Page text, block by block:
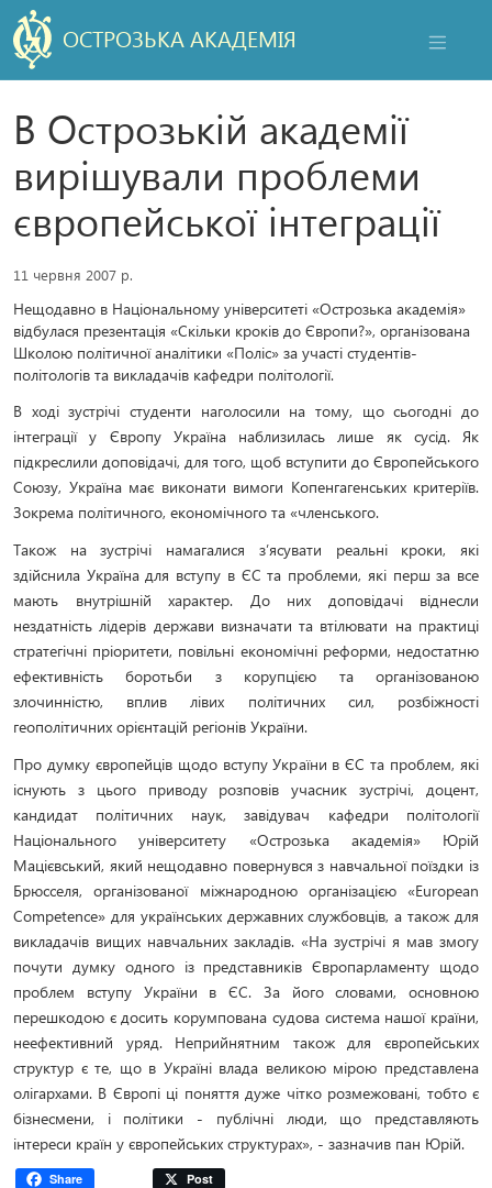
ОСТРОЗЬКА АКАДЕМІЯ
В Острозькій академії
вирішували проблеми
європейської інтеграції
11 червня 2007 р.
Нещодавно в Національному університеті «Острозька академія»
відбулася презентація «Скільки кроків до Європи?», організована
Школою політичної аналітики «Поліс» за участі студентів-
політологів та викладачів кафедри політології.
В ході зустрічі студенти наголосили на тому, що сьогодні до
інтеграції у Європу Україна наблизилась лише як сусід. Як
підкреслили доповідачі, для того, щоб вступити до Європейського
Союзу, Україна має виконати вимоги Копенгагенських критеріїв.
Зокрема політичного, економічного та «членського.
Також на зустрічі намагалися з’ясувати реальні кроки, які
здійснила Україна для вступу в ЄС та проблеми, які перш за все
мають внутрішній характер. До них доповідачі віднесли
нездатність лідерів держави визначати та втілювати на практиці
стратегічні пріоритети, повільні економічні реформи, недостатню
ефективність боротьби з корупцією та організованою
злочинністю, вплив лівих політичних сил, розбіжності
геополітичних орієнтацій регіонів України.
Про думку європейців щодо вступу України в ЄС та проблем, які
існують з цього приводу розповів учасник зустрічі, доцент,
кандидат політичних наук, завідувач кафедри політології
Національного університету «Острозька академія» Юрій
Мацієвський, який нещодавно повернувся з навчальної поїздки із
Брюсселя, організованої міжнародною організацією «European
Competence» для українських державних службовців, а також для
викладачів вищих навчальних закладів. «На зустрічі я мав змогу
почути думку одного із представників Європарламенту щодо
проблем вступу України в ЄС. За його словами, основною
перешкодою є досить корумпована судова система нашої країни,
неефективний уряд. Неприйнятним також для європейських
структур є те, що в Україні влада великою мірою представлена
олігархами. В Європі ці поняття дуже чітко розмежовані, тобто є
бізнесмени, і політики - публічні люди, що представляють
інтереси країн у європейських структурах», - зазначив пан Юрій.
Share Post